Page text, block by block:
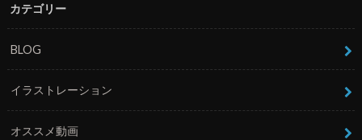
カテゴリー
BLOG
イラストレーション
オススメ動画